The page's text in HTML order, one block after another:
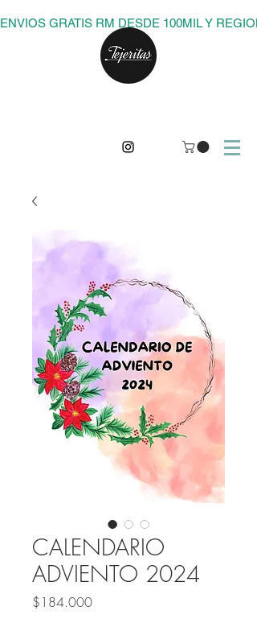
ENVIOS GRATIS RM DESDE 100MIL Y
CALENDARIO
ADVIENTO 2024
$184.000Precio